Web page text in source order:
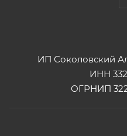
ИП Соколовский
ИНН
ОГРНИП